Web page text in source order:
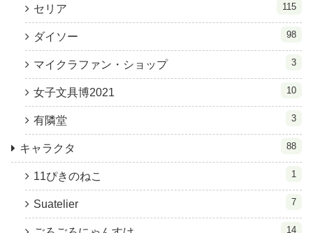
セリア 115
ダイソー 98
マイクラファン・ショップ 3
女子文具博2021 10
有隣堂 3
キャラクタ 88
11ぴきのねこ 1
Suatelier 7
14